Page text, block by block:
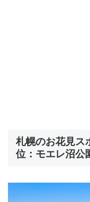
札幌のお花見ス
位：モエレ沼公